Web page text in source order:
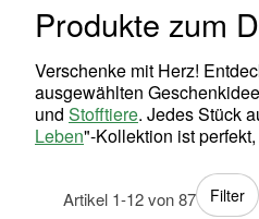
Produkte zum
Verschenke mit Herz!
ausgewählten
und Stofftiere. Jedes Stück
Leben"-Kollektion ist
Artikel 1-12von87 Filter